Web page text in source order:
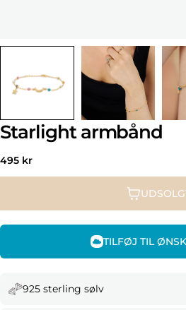
Starlight armbånd
Normal
pris
495 kr
TILFØJ TIL
925 sterling sølv